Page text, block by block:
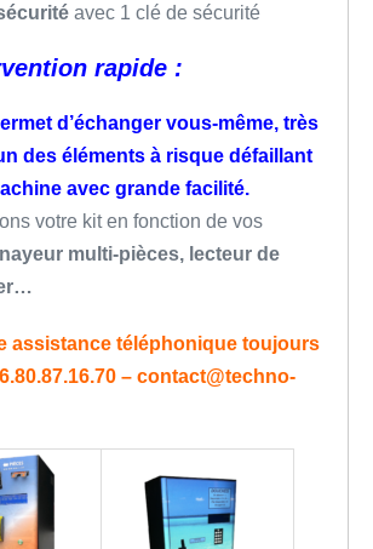
avec 1 clé de sécurité
rapide :
d’échanger vous-même, très
des éléments à risque défaillant
avec grande facilité.
votre kit en fonction de vos
multi-pièces, lecteur de
assistance téléphonique toujours
– contact@techno-